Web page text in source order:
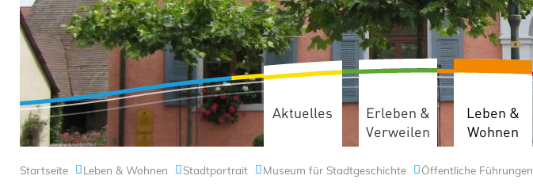
Aktuelles
Erleben &
Verweilen
Leben &
Wohnen
Startseite Leben & Wohnen Stadtportrait Museum für Stadtgeschichte Öffentliche Führungen